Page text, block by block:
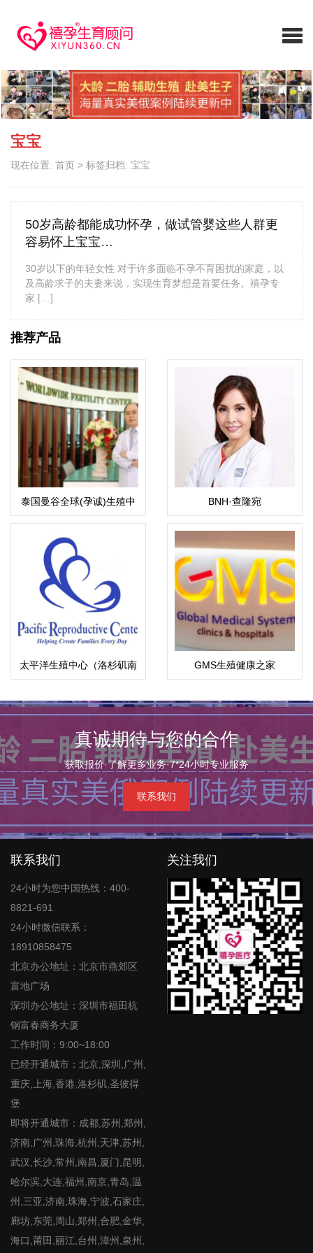
宝宝
现在位置: 首页 > 标签归档: 宝宝
50岁高龄都能成功怀孕，做试管婴这些人群更
容易怀上宝宝…
30岁以下的年轻女性 对于许多面临不孕不育困扰的家庭，以
及高龄求子的夫妻来说，实现生育梦想是首要任务。禧孕专
家 […]
推荐产品
泰国曼谷全球(孕诚)生殖中
心
BNH·查隆宛
（Chalomkwan）
太平洋生殖中心（洛杉矶南
海岸中心）
GMS生殖健康之家
真诚期待与您的合作
获取报价·了解更多业务·7*24小时专业服务
联系我们
联系我们
24小时为您中国热线：400-
8821-691
24小时微信联系：
18910858475
北京办公地址：北京市燕郊区
富地广场
深圳办公地址：深圳市福田杭
钢富春商务大厦
工作时间：9:00~18:00
已经开通城市：北京,深圳,广州,
重庆,上海,香港,洛杉矶,圣彼得
堡
即将开通城市：成都,苏州,郑州,
济南,广州,珠海,杭州,天津,苏州,
武汉,长沙,常州,南昌,厦门,昆明,
哈尔滨,大连,福州,南京,青岛,温
州,三亚,济南,珠海,宁波,石家庄,
廊坊,东莞,周山,郑州,合肥,金华,
海口,莆田,丽江,台州,漳州,泉州,
关注我们